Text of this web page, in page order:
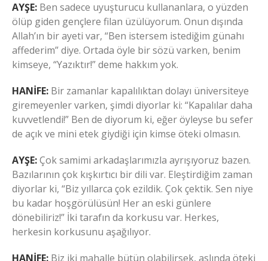
AYŞE: Ben sadece uyuşturucu kullananlara, o yüzden
ölüp giden gençlere filan üzülüyorum. Onun dışında
Allah’ın bir ayeti var, “Ben istersem istediğim günahı
affederim” diye. Ortada öyle bir sözü varken, benim
kimseye, “Yazıktır!” deme hakkım yok.
HANİFE: Bir zamanlar kapalılıktan dolayı üniversiteye
giremeyenler varken, şimdi diyorlar ki: “Kapalılar daha
kuvvetlendi!” Ben de diyorum ki, eğer öyleyse bu sefer
de açık ve mini etek giydiği için kimse öteki olmasın.
AYŞE:Çok samimi arkadaşlarımızla ayrışıyoruz bazen.
Bazılarının çok kışkırtıcı bir dili var. Eleştirdiğim zaman
diyorlar ki, “Biz yıllarca çok ezildik. Çok çektik. Sen niye
bu kadar hoşgörülüsün! Her an eski günlere
dönebiliriz!” İki tarafın da korkusu var. Herkes,
herkesin korkusunu aşağılıyor.
HANİFE: Biz iki mahalle bütün olabilirsek, aslında öteki